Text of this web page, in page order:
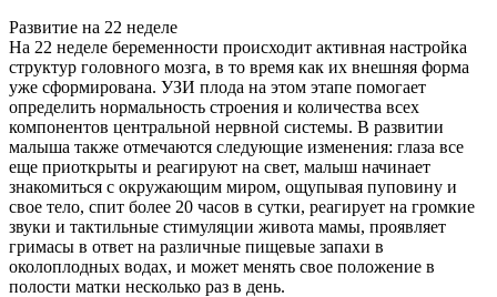
Развитие на 22 неделе
На 22 неделе беременности происходит активная настройка
структур головного мозга, в то время как их внешняя форма
уже сформирована. УЗИ плода на этом этапе помогает
определить нормальность строения и количества всех
компонентов центральной нервной системы. В развитии
малыша также отмечаются следующие изменения: глаза все
еще приоткрыты и реагируют на свет, малыш начинает
знакомиться с окружающим миром, ощупывая пуповину и
свое тело, спит более 20 часов в сутки, реагирует на громкие
звуки и тактильные стимуляции живота мамы, проявляет
гримасы в ответ на различные пищевые запахи в
околоплодных водах, и может менять свое положение в
полости матки несколько раз в день.